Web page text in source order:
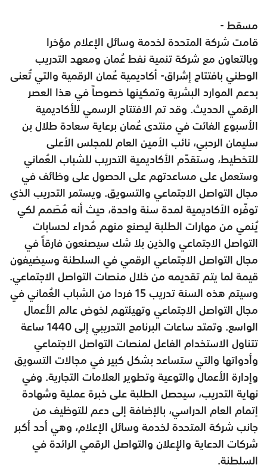
مسقط -
قامت شركة المتحدة لخدمة وسائل الإعلام مؤخرا
وبالتعاون مع شركة تنمية نفط عُمان ومعهد التدريب
الوطني بافتتاح إشراق- أكاديمية عُمان الرقمية والتي تُعنى
بدعم الموارد البشرية وتمكينها خصوصاً في هذا العصر
الرقمي الحديث. وقد تم الافتتاح الرسمي للأكاديمية
الأسبوع الفائت في منتدى عُمان برعاية سعادة طلال بن
سليمان الرحبي، نائب الأمين العام للمجلس الأعلى
للتخطيط، وستقدّم الأكاديمية التدريب للشباب العُماني
وستعمل على مساعدتهم على الحصول على وظائف في
مجال التواصل الاجتماعي والتسويق. ويستمر التدريب الذي
توفّره الأكاديمية لمدة سنة واحدة، حيث أنه مُصَمم لكي
يُنمي من مهارات الطلبة ليصنع منهم مُدراء لحسابات
التواصل الاجتماعي والذين بلا شك سيصنعون فارقاً في
مجال التواصل الاجتماعي الرقمي في السلطنة وسيضيفون
قيمة لما يتم تقديمه من خلال منصات التواصل الاجتماعي.
وسيتم هذه السنة تدريب 15 فردا من الشباب العُماني في
مجال التواصل الاجتماعي وتهيئتهم لخوض عالم الأعمال
الواسع. وتمتد ساعات البرنامج التدريبي إلى 1440 ساعة
تتناول الاستخدام الفاعل لمنصات التواصل الاجتماعي
وأدواتها والتي ستساعد بشكل كبير في مجالات التسويق
وإدارة الأعمال والتوعية وتطوير العلامات التجارية. وفي
نهاية التدريب، سيحصل الطلبة على خبرة عملية وشهادة
إتمام العام الدراسي، بالإضافة إلى دعم للتوظيف من
جانب شركة المتحدة لخدمة وسائل الإعلام، وهي أحد أكبر
شركات الدعاية والإعلان والتواصل الرقمي الرائدة في
السلطنة.